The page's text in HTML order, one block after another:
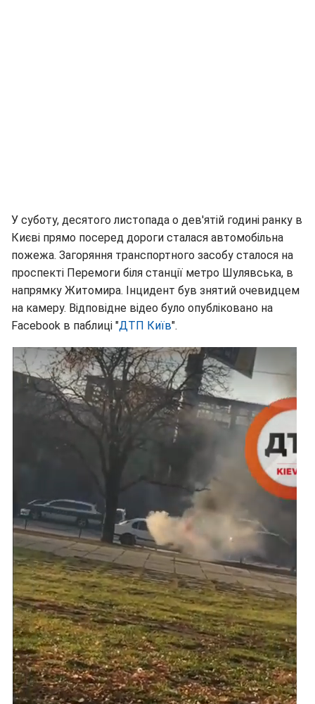
У суботу, десятого листопада о дев'ятій годині ранку в
Києві прямо посеред дороги сталася автомобільна
пожежа. Загоряння транспортного засобу сталося на
проспекті Перемоги біля станції метро Шулявська, в
напрямку Житомира. Інцидент був знятий очевидцем
на камеру. Відповідне відео було опубліковано на
Facebook в паблицi "ДТП Київ".